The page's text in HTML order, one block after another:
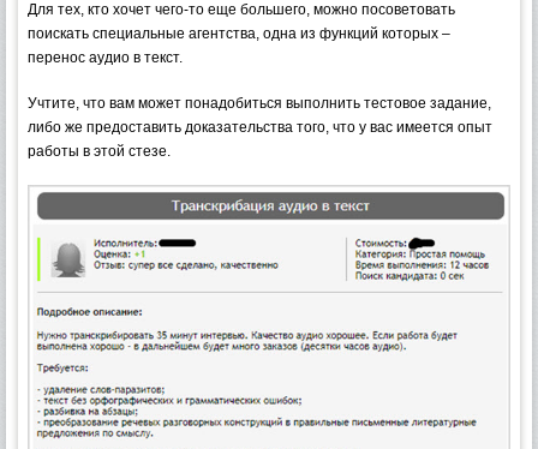
Для тех, кто хочет чего-то еще большего, можно посоветовать
поискать специальные агентства, одна из функций которых –
перенос аудио в текст.
Учтите, что вам может понадобиться выполнить тестовое задание,
либо же предоставить доказательства того, что у вас имеется опыт
работы в этой стезе.